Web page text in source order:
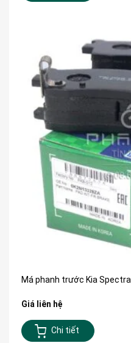
Má phanh trước Kia
Giá liên hệ
Chi tiết